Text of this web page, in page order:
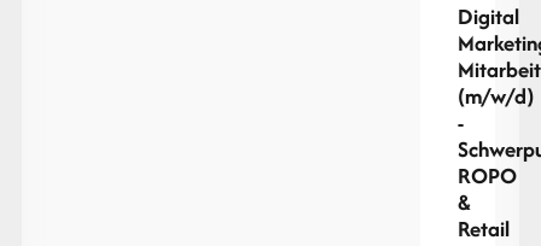
Digital
(m/w/d)
-
ROPO
&
Retail